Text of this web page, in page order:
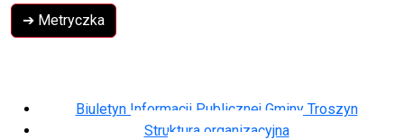
Biuletyn Informacji Publicznej Gminy Troszyn
Struktura organizacyjna
➔ Metryczka